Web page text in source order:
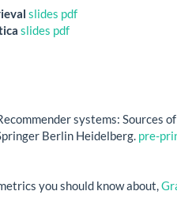
slides pdf
slides pdf
systems:
Berlin Heidelberg. pre-
you should know about,